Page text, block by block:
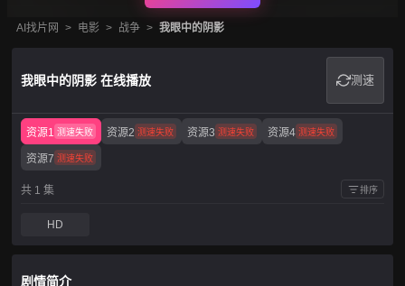
AI找片网 > 电影 > 战争 > 我眼中的阴影
我眼中的阴影 在线播放 测速
资源1 测速失败 资源2 测速失败 资源3 测速失败 资源4 测速失败
资源7 测速失败
共 1 集 排序
HD
剧情简介